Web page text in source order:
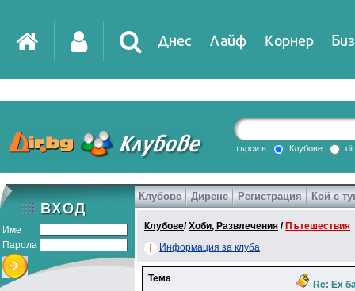
Днес Лайф Корнер
DirTV Impressio
Games
търси в Клубове
Име
Парола
Клубове Дирене Регистрация Кой е
Клубове/Хоби, Развлечения / Пътешествия
Информация за клуба
Тема
Re: Ех